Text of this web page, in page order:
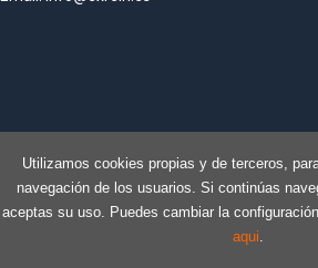
Utilizamos cookies propias y de terceros,
navegación de los usuarios. Si continúas
aceptas su uso. Puedes cambiar la
aqui.